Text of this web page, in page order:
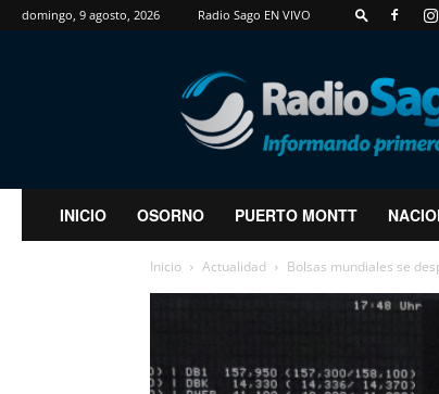
domingo, 9 agosto, 2026 Radio Sago EN VIVO
RadioSago
INICIO OSORNO PUERTO MONTT
Inicio Actualidad Bolsas mundiales se